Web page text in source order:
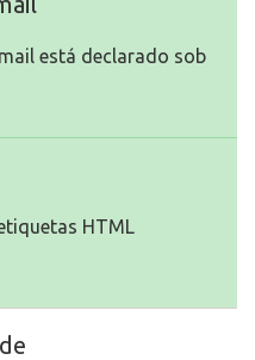
está declarado sob
HTML